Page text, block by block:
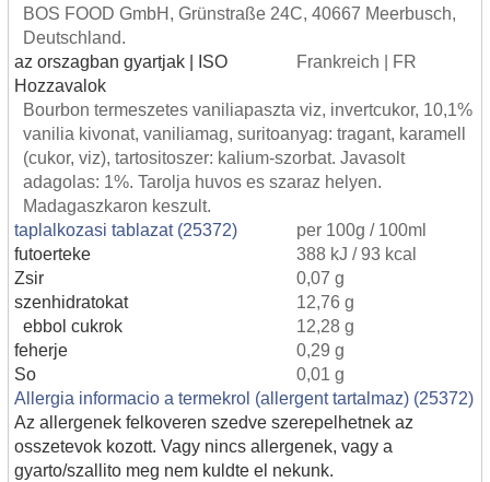
BOS FOOD GmbH, Grünstraße 24C, 40667 Meerbusch,
Deutschland.
az orszagban gyartjak | ISO
Frankreich | FR
Hozzavalok
Bourbon termeszetes vaniliapaszta viz, invertcukor, 10,1%
vanilia kivonat, vaniliamag, suritoanyag: tragant, karamell
(cukor, viz), tartositoszer: kalium-szorbat. Javasolt
adagolas: 1%. Tarolja huvos es szaraz helyen.
Madagaszkaron keszult.
taplalkozasi tablazat (25372)
per 100g / 100ml
futoerteke
388 kJ / 93 kcal
Zsir
0,07 g
szenhidratokat
12,76 g
ebbol cukrok
12,28 g
feherje
0,29 g
So
0,01 g
Allergia informacio a termekrol (allergent tartalmaz) (25372)
Az allergenek felkoveren szedve szerepelhetnek az
osszetevok kozott. Vagy nincs allergenek, vagy a
gyarto/szallito meg nem kuldte el nekunk.